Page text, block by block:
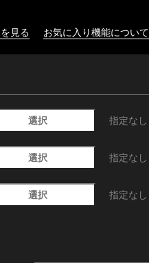
見る お気に入り機能について
選択 指定なし
選択 指定なし
選択 指定なし